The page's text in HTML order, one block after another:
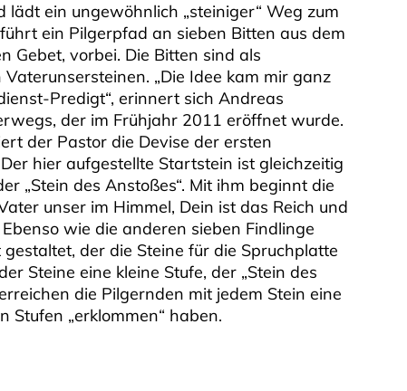
ein ungewöhnlich „steiniger“ Weg zum
ein Pilgerpfad an sieben Bitten aus dem
Gebet, vorbei. Die Bitten sind als
„Die Idee kam mir ganz
Predigt“, erinnert sich Andreas
der im Frühjahr 2011 eröffnet wurde.
der Pastor die Devise der ersten
hier aufgestellte Startstein ist gleichzeitig
„Stein des Anstoßes“. Mit ihm beginnt die
unser im Himmel, Dein ist das Reich und
wie die anderen sieben Findlinge
der die Steine für die Spruchplatte
Steine eine kleine Stufe, der „Stein des
die Pilgernden mit jedem Stein eine
Stufen „erklommen“ haben.